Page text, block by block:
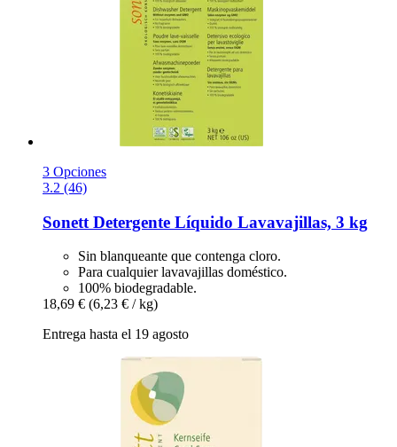
3 Opciones
3.2 (46)
Sonett Detergente Líquido Lavavajillas, 3 kg
Sin blanqueante que contenga cloro.
Para cualquier lavavajillas doméstico.
100% biodegradable.
18,69 € (6,23 € / kg)
Entrega hasta el 19 agosto